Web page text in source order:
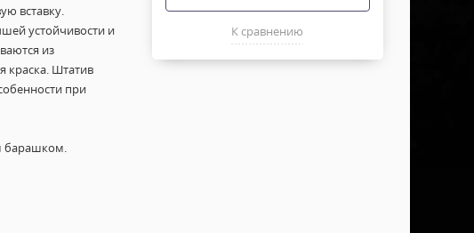
вставку.
устойчивости и
из
краска. Штатив
при
барашком.
К сравнению